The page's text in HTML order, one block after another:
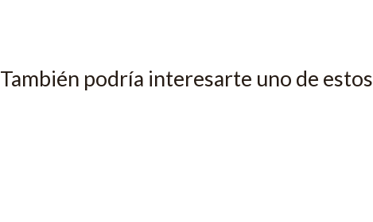
También podría interesarte uno de estos